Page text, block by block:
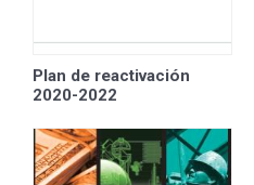
Plan de reactivación
2020-2022